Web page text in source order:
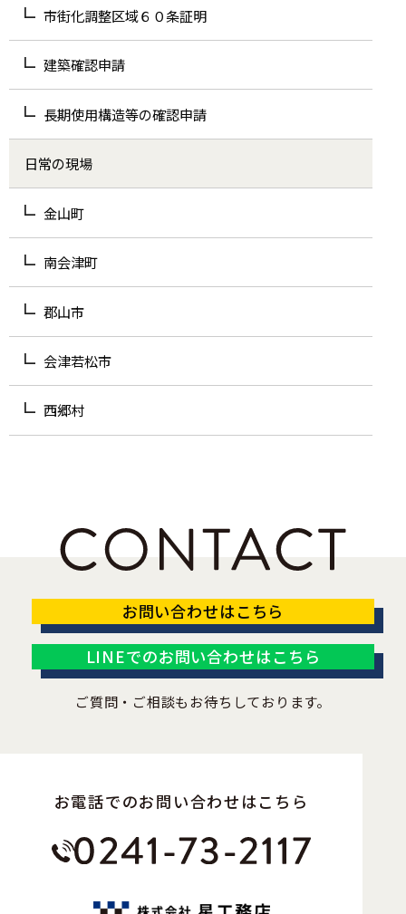
市街化調整区域６０条証明
建築確認申請
長期使用構造等の確認申請
日常の現場
金山町
南会津町
郡山市
会津若松市
西郷村
お問い合わせはこちら
LINEでのお問い合わせはこちら
ご質問・ご相談もお待ちしております。
お電話でのお問い合わせはこちら